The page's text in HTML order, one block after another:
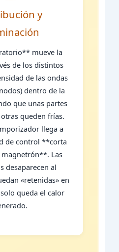
y
mueve la
de los distintos
de las ondas
dentro de la
que unas partes
queden frías.
llega a
de control **corta
magnetrón**. Las
desaparecen al
«retenidas» en
queda el calor